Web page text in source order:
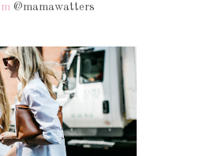
@mamawatters